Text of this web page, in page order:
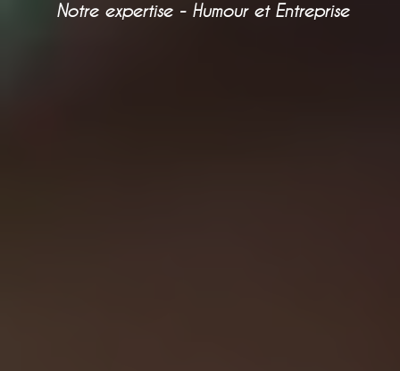
Notre expertise - Humour et Entreprise